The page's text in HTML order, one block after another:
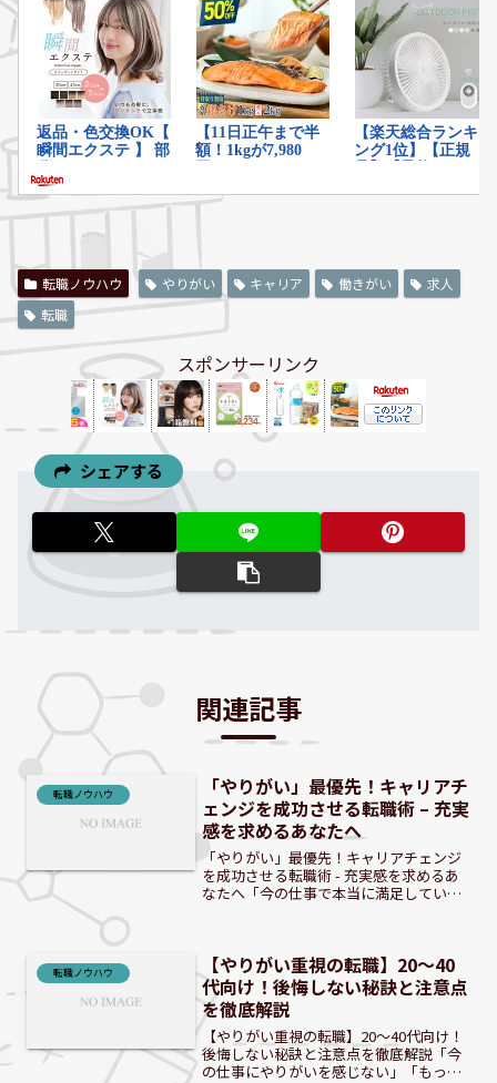
転職ノウハウ やりがい キャリア 働きがい
求人
転職
スポンサーリンク
シェアする
関連記事
転職ノウハウ
「やりがい」最優先！キャリアチ
ェンジを成功させる転職術 – 充実
感を求めるあなたへ
「やりがい」最優先！キャリアチェンジ
を成功させる転職術 - 充実感を求めるあ
なたへ「今の仕事で本当に満足してい
は満たされない「仕事の...
転職ノウハウ
【やりがい重視の転職】20～40
代向け！後悔しない秘訣と注意点
を徹底解説
【やりがい重視の転職】20～40代向け！
後悔しない秘訣と注意点を徹底解説「今
の仕事にやりがいを感じない」「もっと